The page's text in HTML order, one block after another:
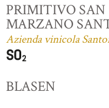
PRIMITIVO SAN
MARZANO
Azienda vinicola
BLASEN